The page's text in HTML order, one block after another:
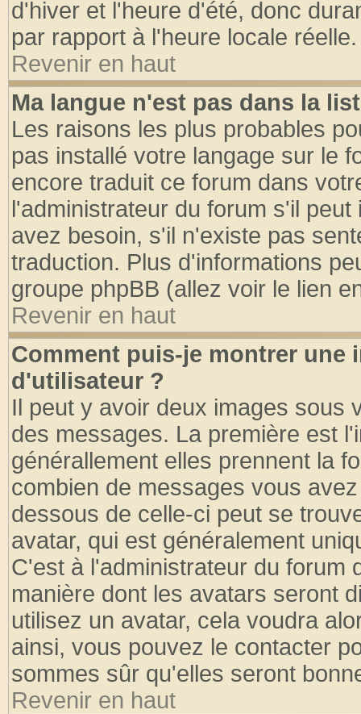
d'hiver et l'heure d'été, donc
par rapport à l'heure locale réelle.
Revenir en haut
Ma langue n'est pas dans la
Les raisons les plus probables
pas installé votre langage sur le
encore traduit ce forum dans
l'administrateur du forum s'il
avez besoin, s'il n'existe pas
traduction. Plus d'informations
groupe phpBB (allez voir le lien
Revenir en haut
Comment puis-je montrer une
d'utilisateur ?
Il peut y avoir deux images sous
des messages. La première est
générallement elles prennent la
combien de messages vous
dessous de celle-ci peut se
avatar, qui est généralement
C'est à l'administrateur du forum
manière dont les avatars seront
utilisez un avatar, cela voudra
ainsi, vous pouvez le contacter
sommes sûr qu'elles seront
Revenir en haut